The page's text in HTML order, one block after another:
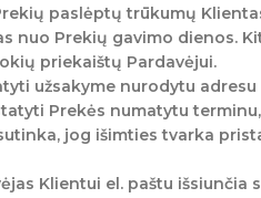
paslėptų trūkumų
nuo Prekių gavimo dienos.
priekaištų Pardavėjui.
užsakyme nurodytu adresu
Prekės numatytu
jog išimties tvarka
Klientui el. paštu išsiunčia